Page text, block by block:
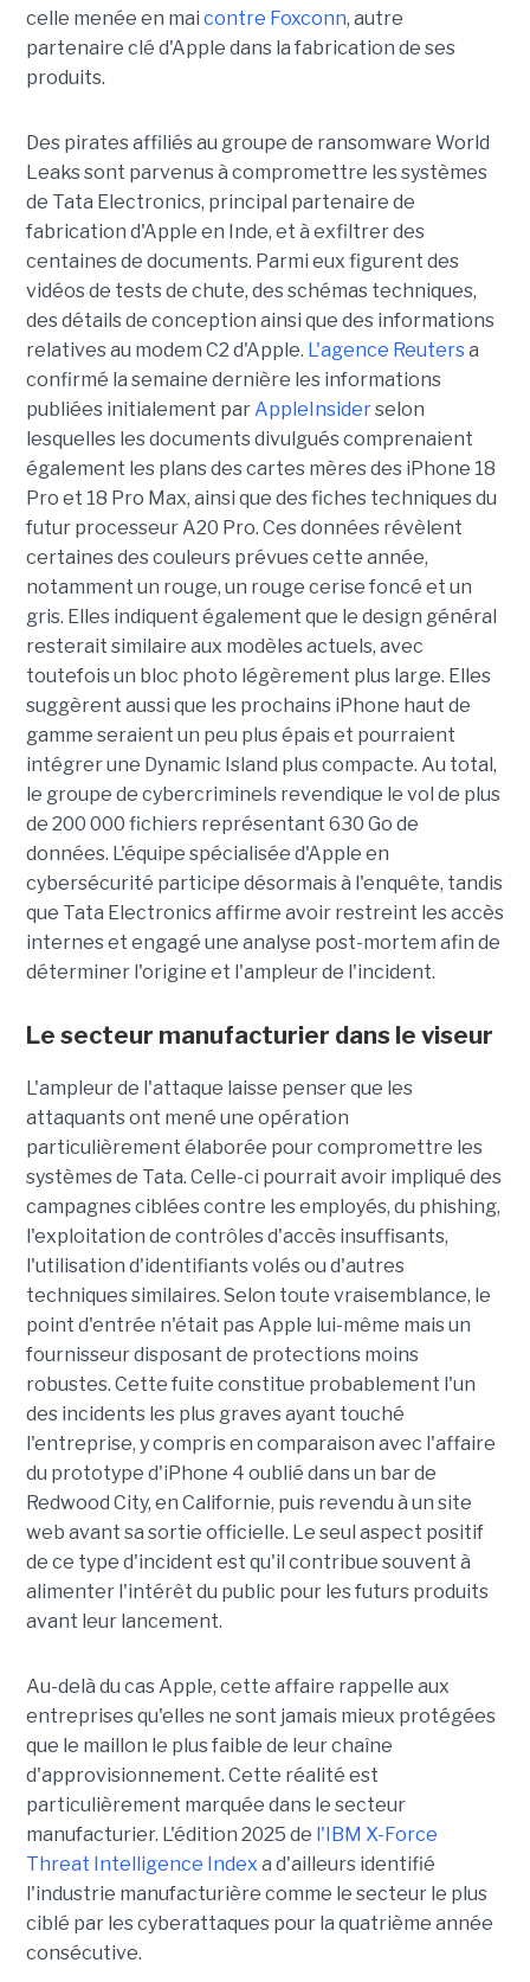
celle menée en mai contre Foxconn, autre
partenaire clé d'Apple dans la fabrication de ses
produits.
Des pirates affiliés au groupe de ransomware World
Leaks sont parvenus à compromettre les systèmes
de Tata Electronics, principal partenaire de
fabrication d'Apple en Inde, et à exfiltrer des
centaines de documents. Parmi eux figurent des
vidéos de tests de chute, des schémas techniques,
des détails de conception ainsi que des informations
relatives au modem C2 d'Apple. L'agence Reutersa
confirmé la semaine dernière les informations
publiées initialement parAppleInsiderselon
lesquelles les documents divulgués comprenaient
également les plans des cartes mères des iPhone 18
Pro et 18 Pro Max, ainsi que des fiches techniques du
futur processeur A20 Pro. Ces données révèlent
certaines des couleurs prévues cette année,
notamment un rouge, un rouge cerise foncé et un
gris. Elles indiquent également que le design général
resterait similaire aux modèles actuels, avec
toutefois un bloc photo légèrement plus large. Elles
suggèrent aussi que les prochains iPhone haut de
gamme seraient un peu plus épais et pourraient
intégrer une Dynamic Island plus compacte. Au total,
le groupe de cybercriminels revendique le vol de plus
de 200 000 fichiers représentant 630 Go de
données. L'équipe spécialisée d'Apple en
cybersécurité participe désormais à l'enquête, tandis
que Tata Electronics affirme avoir restreint les accès
internes et engagé une analyse post-mortem afin de
déterminer l'origine et l'ampleur de l'incident.
Le secteur manufacturier dans le viseur
L'ampleur de l'attaque laisse penser que les
attaquants ont mené une opération
particulièrement élaborée pour compromettre les
systèmes de Tata. Celle-ci pourrait avoir impliqué des
campagnes ciblées contre les employés, du phishing,
l'exploitation de contrôles d'accès insuffisants,
l'utilisation d'identifiants volés ou d'autres
techniques similaires. Selon toute vraisemblance, le
point d'entrée n'était pas Apple lui-même mais un
fournisseur disposant de protections moins
robustes. Cette fuite constitue probablement l'un
des incidents les plus graves ayant touché
l'entreprise, y compris en comparaison avec l'affaire
du prototype d'iPhone 4 oublié dans un bar de
Redwood City, en Californie, puis revendu à un site
web avant sa sortie officielle. Le seul aspect positif
de ce type d'incident est qu'il contribue souvent à
alimenter l'intérêt du public pour les futurs produits
avant leur lancement.
Au-delà du cas Apple, cette affaire rappelle aux
entreprises qu'elles ne sont jamais mieux protégées
que le maillon le plus faible de leur chaîne
d'approvisionnement. Cette réalité est
particulièrement marquée dans le secteur
manufacturier. L'édition 2025 de l'IBM X-Force
Threat Intelligence Index a d'ailleurs identifié
l'industrie manufacturière comme le secteur le plus
ciblé par les cyberattaques pour la quatrième année
consécutive.